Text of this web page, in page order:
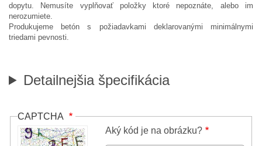
dopytu. Nemusíte vyplňovať položky ktoré nepoznáte, alebo im
nerozumiete.
Produkujeme betón s požiadavkami deklarovanými minimálnymi
triedami pevnosti.
Detailnejšia špecifikácia
CAPTCHA
Aký kód je na obrázku?